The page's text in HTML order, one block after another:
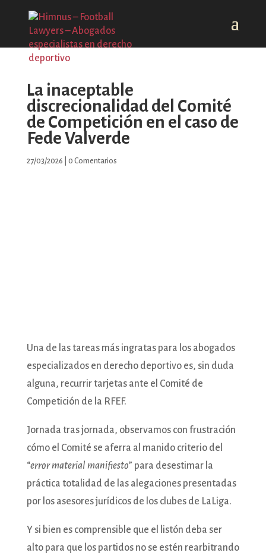
La inaceptable
discrecionalidad del Comité
de Competición en el caso de
Fede Valverde
27/03/2026 0 Comentarios
Una de las tareas más ingratas para los abogados
especializados en derecho deportivo es, sin duda
alguna, recurrir tarjetas ante el Comité de
Competición de la RFEF.
Jornada tras jornada, observamos con frustración
cómo el Comité se aferra al manido criterio del
“error material manifiesto” para desestimar la
práctica totalidad de las alegaciones presentadas
por los asesores jurídicos de los clubes de LaLiga.
Y si bien es comprensible que el listón deba ser
alto para que los partidos no se estén rearbitrando